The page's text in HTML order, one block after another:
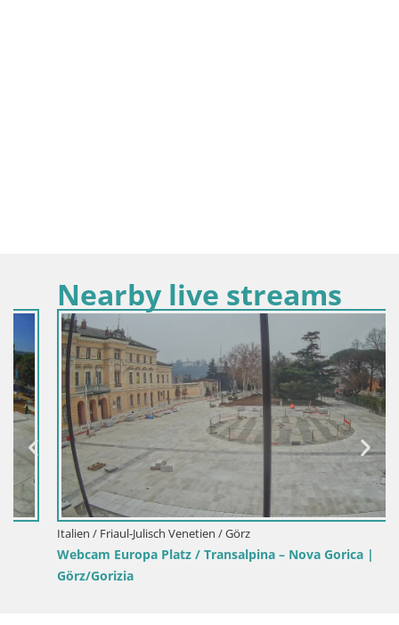
Nearby live streams
Italien / Friaul-Julisch Venetien / Görz
Webcam Europa Platz / Transalpina – Nova Gorica |
Görz/Gorizia